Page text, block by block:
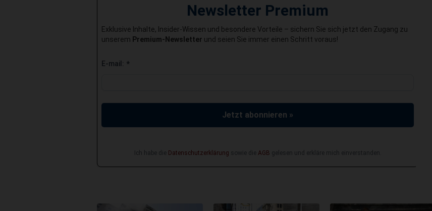
Newsletter Premium
Exklusive Inhalte, Insider-Wissen und besondere Vorteile – sichern Sie sich jetzt den Zugang zu
unserem Premium-Newsletter und seien Sie immer einen Schritt voraus!
E-mail: *
Jetzt abonnieren »
Ich habe die Datenschutzerklärung sowie die AGB gelesen und erkläre mich einverstanden.